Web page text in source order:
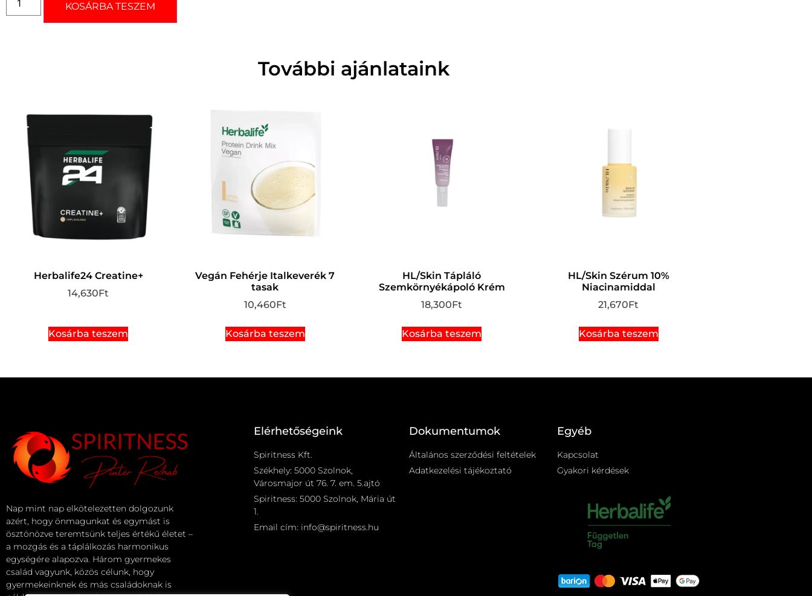
KOSÁRBA TESZEM
További ajánlataink
Herbalife24 Creatine+
14,630Ft
Kosárba teszem
Vegán Fehérje Italkeverék 7
tasak
10,460Ft
Kosárba teszem
HL/Skin Tápláló
Szemkörnyékápoló Krém
18,300Ft
Kosárba teszem
HL/Skin Szérum 10%
Niacinamiddal
21,670Ft
Kosárba teszem
Nap mint nap elkötelezetten dolgozunk
azért, hogy önmagunkat és egymást is
ösztönözve teremtsünk teljes értékű életet –
a mozgás és a táplálkozás harmonikus
egységére alapozva. Három gyermekes
család vagyunk, közös célunk, hogy
gyermekeinknek és más családoknak is
Elérhetőségeink
Spiritness Kft.
Székhely: 5000 Szolnok,
Városmajor út 76. 7. em. 5.ajtó
Spiritness: 5000 Szolnok, Mária út
1.
Email cím: info@spiritness.hu
Dokumentumok
Általános szerződési feltételek
Adatkezelési tájékoztató
Egyéb
Kapcsolat
Gyakori kérdések